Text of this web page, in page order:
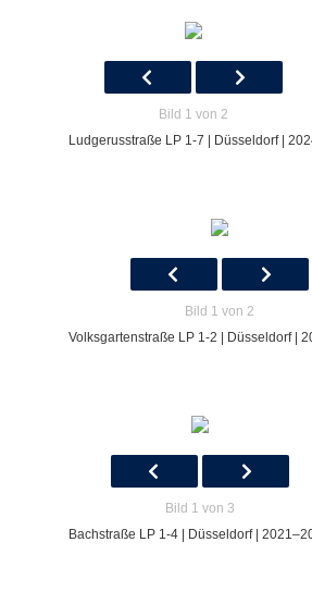
Bild 1 von 2
Ludgerusstraße LP 1-7 | Düsseldorf |
Bild 1 von 2
Volksgartenstraße LP 1-2 | Düsseldorf |
Bild 1 von 3
Bachstraße LP 1-4 | Düsseldorf |